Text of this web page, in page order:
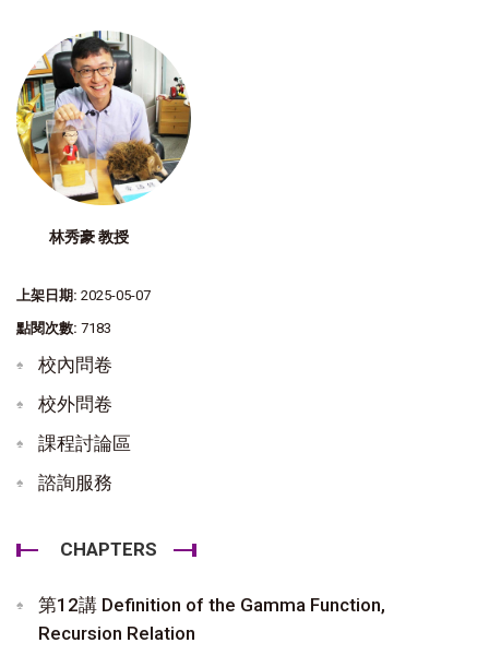
林秀豪 教授
上架日期: 2025-05-07
點閱次數: 7183
校內問卷
校外問卷
課程討論區
諮詢服務
CHAPTERS
第12講 Definition of the Gamma Function,
Recursion Relation